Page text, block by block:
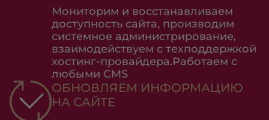
Мониторим и восстанавливаем
доступность сайта, производим
системное администрирование,
взаимодействуем с техподдержкой
хостинг-провайдера.Работаем с
любыми CMS
ОБНОВЛЯЕМ ИНФОРМАЦИЮ
НА САЙТЕ